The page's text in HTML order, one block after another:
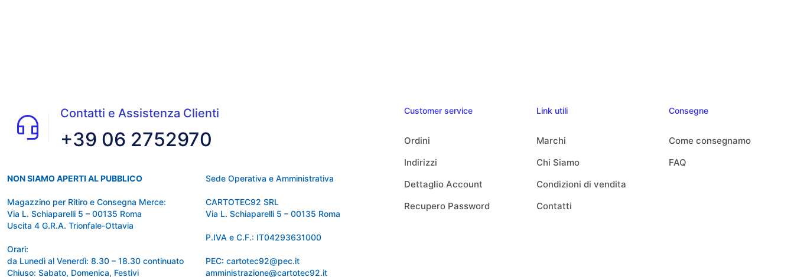
Contatti e Assistenza Clienti
+39 06 2752970
NON SIAMO APERTI AL PUBBLICO
Magazzino per Ritiro e Consegna Merce:
Via L. Schiaparelli 5 – 00135 Roma
Uscita 4 G.R.A. Trionfale-Ottavia
Orari:
da Lunedì al Venerdì: 8.30 – 18.30 continuato
Chiuso: Sabato, Domenica, Festivi
Sede Operativa e Amministrativa
CARTOTEC92 SRL
Via L. Schiaparelli 5 – 00135 Roma
P.IVA e C.F.: IT04293631000
PEC: cartotec92@pec.it
amministrazione@cartotec92.it
Customer service
Ordini
Indirizzi
Dettaglio Account
Recupero Password
Link utili
Marchi
Chi Siamo
Condizioni di vendita
Contatti
Consegne
Come consegnamo
FAQ